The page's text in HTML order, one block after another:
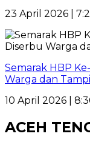
23 April 2026 |
Semarak HBP
Warga dan
10 April 2026 |
ACEH